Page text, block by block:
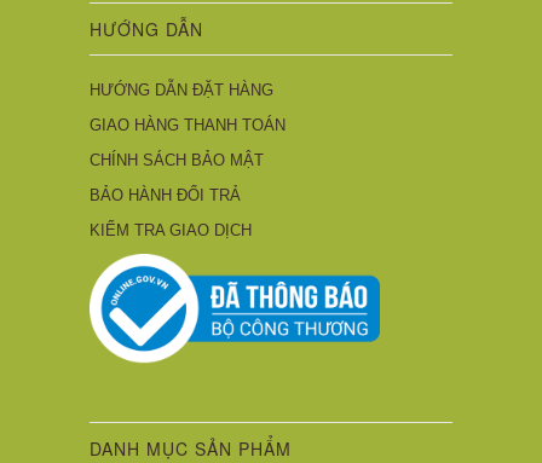
HƯỚNG DẪN
HƯỚNG DẪN ĐẶT HÀNG
GIAO HÀNG THANH TOÁN
CHÍNH SÁCH BẢO MẬT
BẢO HÀNH ĐỔI TRẢ
KIỂM TRA GIAO DỊCH
DANH MỤC SẢN PHẨM